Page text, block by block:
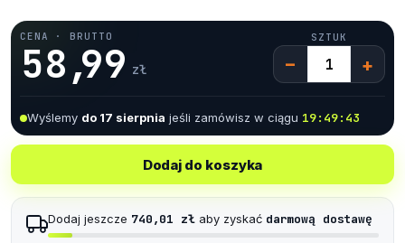
CENA · BRUTTO
4
5
6
7
8
9
7
8
9
,
8
9
8
9 zł
SZTUK
Wyślemy do 17 sierpnia jeśli zamówisz w ciągu 19:49:42
Dodaj do koszyka
Dodaj jeszcze 740,01 złaby zyskać darmową dostawę